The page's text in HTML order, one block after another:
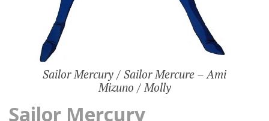
Sailor Mercury / Sailor Mercure – Ami
Mizuno / Molly
Sailor Mercury